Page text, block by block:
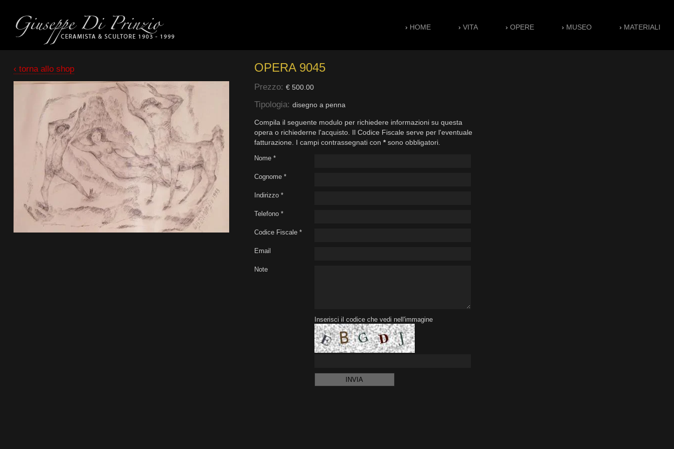
› HOME ›VITA ›OPERE › MUSEO › MATERIALI
‹ torna allo shop OPERA 9045
Prezzo: € 500.00
Tipologia: disegno a penna
Compila il seguente modulo per richiedere informazioni su questa
opera o richiederne l'acquisto. Il Codice Fiscale serve per l'eventuale
fatturazione. I campi contrassegnati con *sono obbligatori.
Nome *
Cognome *
Indirizzo *
Telefono *
Codice Fiscale *
Email
Note
Inserisci il codice che vedi nell'immagine